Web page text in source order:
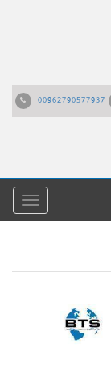
00962790577937
القائمة